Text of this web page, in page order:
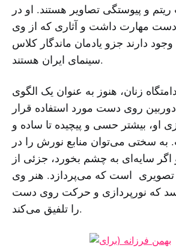
و پیوستگی تصاویر هستند. او در
دست مهارت داشت و آثاری که از وی
دارند جزو یادمان ماندگار کلاس
سینمای ایران هستند.
زنان، هنوز به عنوان یک الگوی
روی دست مورد استفاده قرار
او، بیشتر حسی و پیچیده‌ تا ساده و
به سختی می‌توان منابع نورش را در
اگر سایه‌ای به چشم بخورد، جزئی از
است که می‌پردازد. هنر وی
که نورپردازی و حرکت روی دست
را تلفیق می‌کند.